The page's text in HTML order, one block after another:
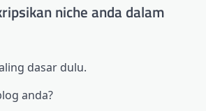
niche anda dalam
dasar dulu.
anda?